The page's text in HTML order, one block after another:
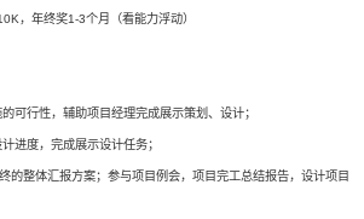
，年终奖1-3个月（看能力浮动）
可行性，辅助项目经理完成展示策划、设计；
进度，完成展示设计任务；
的整体汇报方案；参与项目例会，项目完工总结报告，设计项目